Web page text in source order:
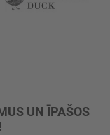
UN ĪPAŠOS